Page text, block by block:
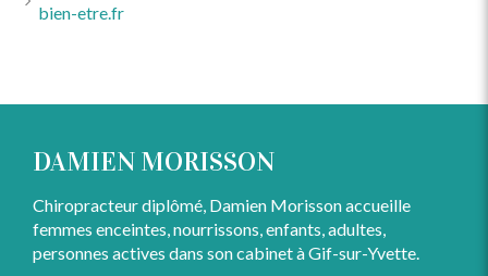
bien-etre.fr
DAMIEN MORISSON
Chiropracteur diplômé, Damien Morisson accueille
femmes enceintes, nourrissons, enfants, adultes,
personnes actives dans son cabinet à Gif-sur-Yvette.